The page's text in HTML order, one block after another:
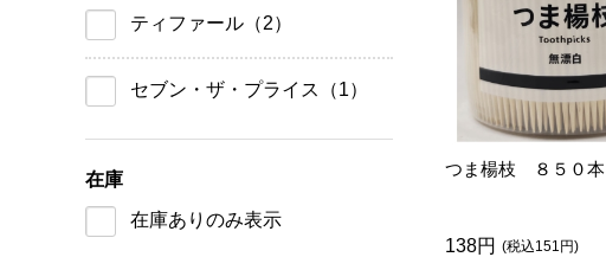
ティファール （2）
セブン・ザ・プライス （1）
在庫
在庫ありのみ表示
つま楊枝 ８５０本
138円 (税込151円)